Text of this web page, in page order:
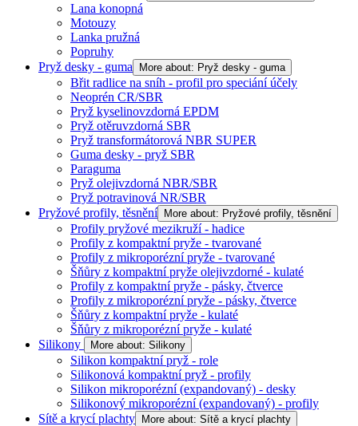
Lana konopná
Motouzy
Lanka pružná
Popruhy
Pryž desky - guma
More about: Pryž desky - guma
Břit radlice na sníh - profil pro speciání účely
Neoprén CR/SBR
Pryž kyselinovzdorná EPDM
Pryž otěruvzdorná SBR
Pryž transformátorová NBR SUPER
Guma desky - pryž SBR
Paraguma
Pryž olejivzdorná NBR/SBR
Pryž potravinová NR/SBR
Pryžové profily, těsnění More about: Pryžové profily, těsnění
Profily pryžové mezikruží - hadice
Profily z kompaktní pryže - tvarované
Profily z mikroporézní pryže - tvarované
Šňůry z kompaktní pryže olejivzdorné - kulaté
Profily z kompaktní pryže - pásky, čtverce
Profily z mikroporézní pryže - pásky, čtverce
Šňůry z kompaktní pryže - kulaté
Šňůry z mikroporézní pryže - kulaté
Silikony
More about: Silikony
Silikon kompaktní pryž - role
Silikonová kompaktní pryž - profily
Silikon mikroporézní (expandovaný) - desky
Silikonový mikroporézní (expandovaný) - profily
Sítě a krycí plachty More about: Sítě a krycí plachty